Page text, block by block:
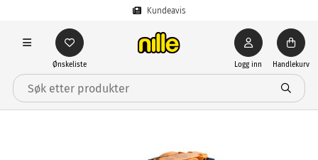
Kundeavis
Ønskeliste Logg inn Handlekurv